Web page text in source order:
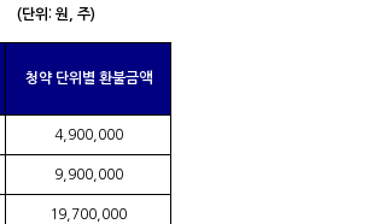
(단위: 원, 주)
청약 단위별 환불금액
4,900,000
9,900,000
19,700,000